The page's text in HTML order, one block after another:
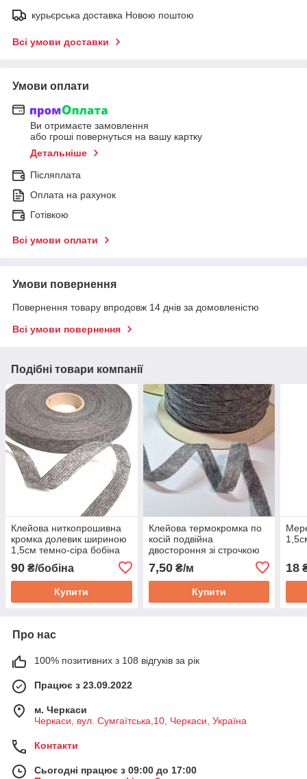
курьєрська доставка Новою поштою
Всі умови доставки
Умови оплати
Ви отримаєте замовлення
або гроші повернуться на вашу картку
Детальніше
Післяплата
Оплата на рахунок
Готівкою
Всі умови оплати
Умови повернення
Повернення товару впродовж 14 днів за домовленістю
Всі умови повернення
Подібні товари компанії
Клейова ниткопрошивна
кромка долевик шириною
1,5см темно-сіра бобіна
90 ₴/бобіна
Купити
Клейова термокромка по
косій подвійна
двостороння зі строчкою
сіра
7,50₴/м
Купити
18
Про нас
100% позитивних з 108 відгуків за рік
Працює з 23.09.2022
м. Черкаси
Черкаси, вул. Сумгаїтська,10, Черкаси, Україна
Контакти
Сьогодні працює з 09:00 до 17:00